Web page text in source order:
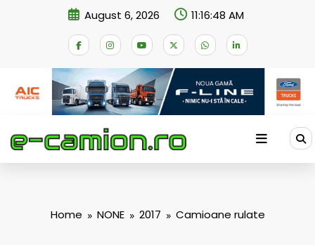
August 6, 2026 11:16:48 AM
Home NONE 2017 Camioane rulate